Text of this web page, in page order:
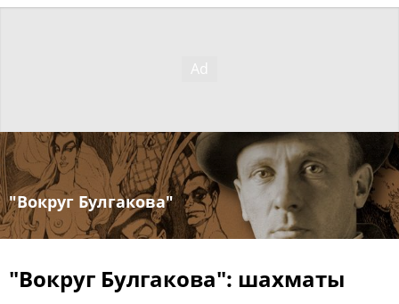
"Вокруг Булгакова"
"Вокруг Булгакова": шахматы